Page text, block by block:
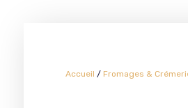
Accueil / Fromages &